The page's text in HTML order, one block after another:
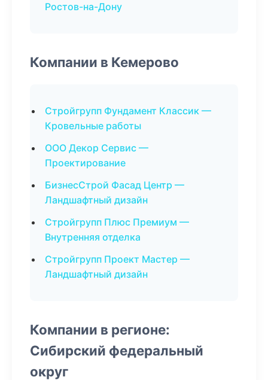
Ростов-на-Дону
Компании в Кемерово
Стройгрупп Фундамент Классик —
Кровельные работы
ООО Декор Сервис —
Проектирование
БизнесСтрой Фасад Центр —
Ландшафтный дизайн
Стройгрупп Плюс Премиум —
Внутренняя отделка
Стройгрупп Проект Мастер —
Ландшафтный дизайн
Компании в регионе:
Сибирский федеральный
округ